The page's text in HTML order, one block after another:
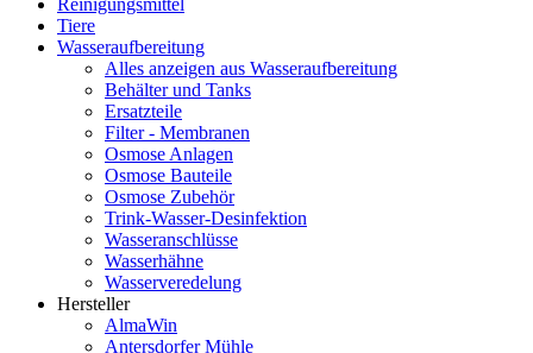
Tiere
Wasseraufbereitung
Alles anzeigen aus Wasseraufbereitung
Behälter und Tanks
Ersatzteile
Filter - Membranen
Osmose Anlagen
Osmose Bauteile
Osmose Zubehör
Trink-Wasser-Desinfektion
Wasseranschlüsse
Wasserhähne
Wasserveredelung
Hersteller
AlmaWin
Antersdorfer Mühle